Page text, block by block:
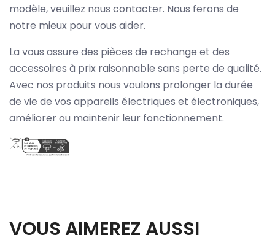
modèle, veuillez nous contacter. Nous ferons de
notre mieux pour vous aider.
La vous assure des pièces de rechange et des
accessoires à prix raisonnable sans perte de qualité.
Avec nos produits nous voulons prolonger la durée
de vie de vos appareils électriques et électroniques,
améliorer ou maintenir leur fonctionnement.
VOUS AIMEREZ AUSSI